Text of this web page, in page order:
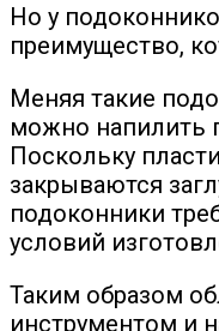
Но у
преимущество,
Меняя такие
можно напилить
Поскольку
закрываются
подоконники
условий
Таким образом
инструментом и